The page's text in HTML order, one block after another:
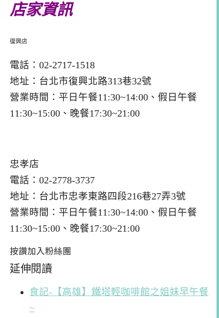
店家資訊
復興店
電話：02-2717-1518
地址：台北市復興北路313巷32號
營業時間：平日午餐11:30~14:00、假日午餐
11:30~15:00、晚餐17:30~21:00
忠孝店
電話：02-2778-3737
地址：台北市忠孝東路四段216巷27弄3號
營業時間：平日午餐11:30~14:00、假日午餐
11:30~15:00、晚餐17:30~21:00
按讚加入粉絲團
延伸閱讀
食記-【高雄】鐵塔輕咖啡館之姐妹早午餐
~